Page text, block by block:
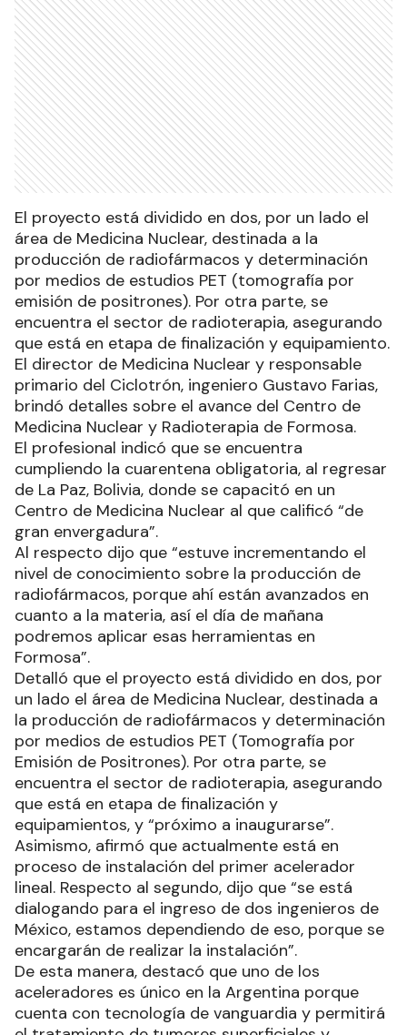
El proyecto está dividido en dos, por un lado el
área de Medicina Nuclear, destinada a la
producción de radiofármacos y determinación
por medios de estudios PET (tomografía por
emisión de positrones). Por otra parte, se
encuentra el sector de radioterapia, asegurando
que está en etapa de finalización y equipamiento.
El director de Medicina Nuclear y responsable
primario del Ciclotrón, ingeniero Gustavo Farias,
brindó detalles sobre el avance del Centro de
Medicina Nuclear y Radioterapia de Formosa.
El profesional indicó que se encuentra
cumpliendo la cuarentena obligatoria, al regresar
de La Paz, Bolivia, donde se capacitó en un
Centro de Medicina Nuclear al que calificó “de
gran envergadura”.
Al respecto dijo que “estuve incrementando el
nivel de conocimiento sobre la producción de
radiofármacos, porque ahí están avanzados en
cuanto a la materia, así el día de mañana
podremos aplicar esas herramientas en
Formosa”.
Detalló que el proyecto está dividido en dos, por
un lado el área de Medicina Nuclear, destinada a
la producción de radiofármacos y determinación
por medios de estudios PET (Tomografía por
Emisión de Positrones). Por otra parte, se
encuentra el sector de radioterapia, asegurando
que está en etapa de finalización y
equipamientos, y “próximo a inaugurarse”.
Asimismo, afirmó que actualmente está en
proceso de instalación del primer acelerador
lineal. Respecto al segundo, dijo que “se está
dialogando para el ingreso de dos ingenieros de
México, estamos dependiendo de eso, porque se
encargarán de realizar la instalación”.
De esta manera, destacó que uno de los
aceleradores es único en la Argentina porque
cuenta con tecnología de vanguardia y permitirá